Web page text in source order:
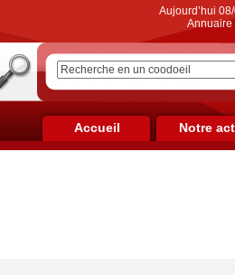
Aujourd’hui
Annuaire
Accueil Notre